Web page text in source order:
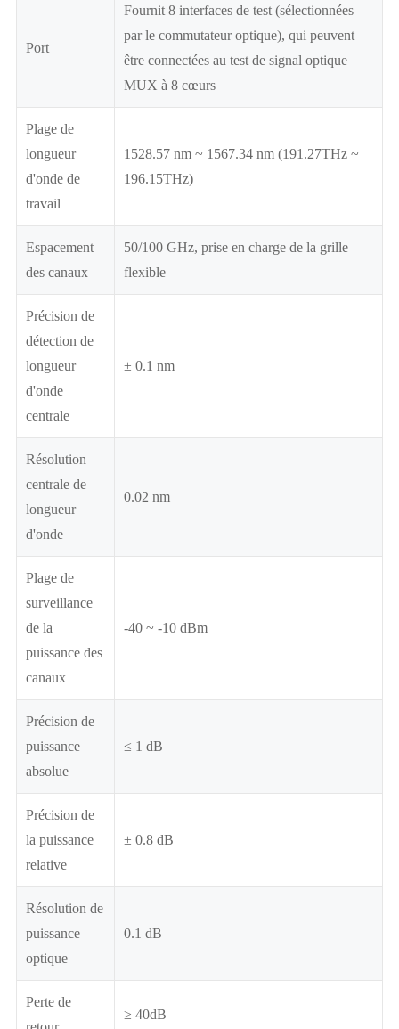
Port
Fournit 8 interfaces de test (sélectionnées
par le commutateur optique), qui peuvent
être connectées au test de signal optique
MUX à 8 cœurs
Plage de
longueur
d'onde de
travail
1528.57 nm ~ 1567.34 nm (191.27THz ~
196.15THz)
Espacement
des canaux
50/100 GHz, prise en charge de la grille
flexible
Précision de
détection de
longueur
d'onde
centrale
± 0.1 nm
Résolution
centrale de
longueur
d'onde
0.02 nm
Plage de
surveillance
de la
puissance des
canaux
-40 ~ -10 dBm
Précision de
puissance
absolue
≤ 1 dB
Précision de
la puissance
relative
± 0.8 dB
Résolution de
puissance
optique
0.1 dB
Perte de
≥ 40dB